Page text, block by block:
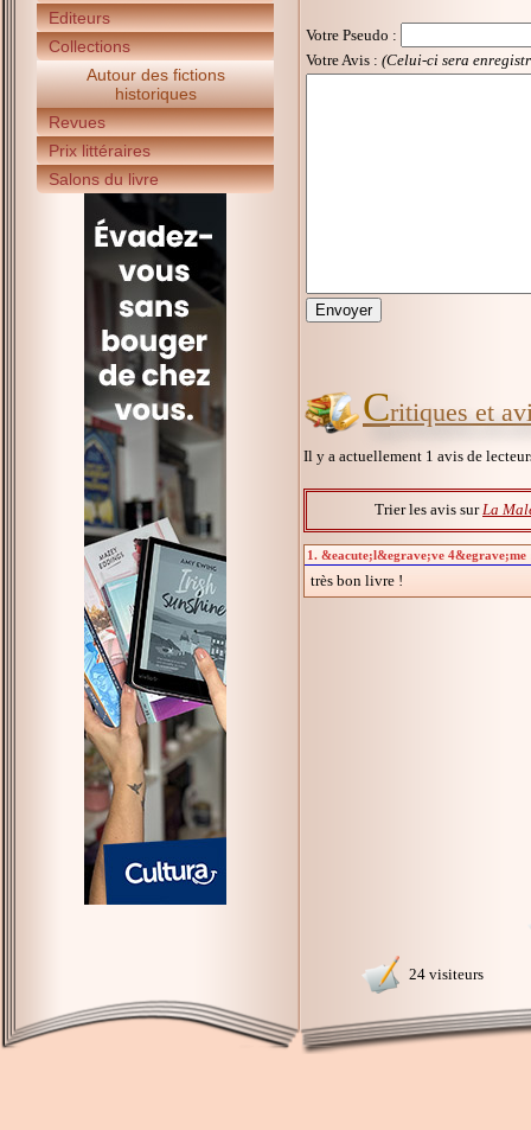
Editeurs
Collections
Autour des fictions
historiques
Revues
Prix littéraires
Salons du livre
Votre Pseudo :
Votre Avis : (Celui-ci sera
Critiques et
Il y a actuellement 1 avis de
Trier les avis sur La
1. &eacute;l&egrave;ve 4&egrave;me
très bon livre !
24 visiteurs